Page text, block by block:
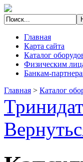
Главная
Карта сайта
Каталог
Физическим
Банкам-
Главная > Каталог